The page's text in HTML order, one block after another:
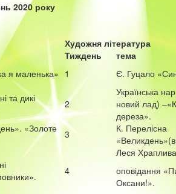
2020 року
Художня література
Тиждень
тема
я маленька» 1 Є. Гуцало
та дикі
2
Українська
новий лад)
дереза».
«Золоте
3
К. Перелісна
4
Леся
оповідання
Оксани!».